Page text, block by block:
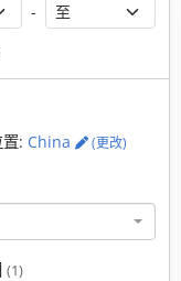
-
: China (更改)
(1)